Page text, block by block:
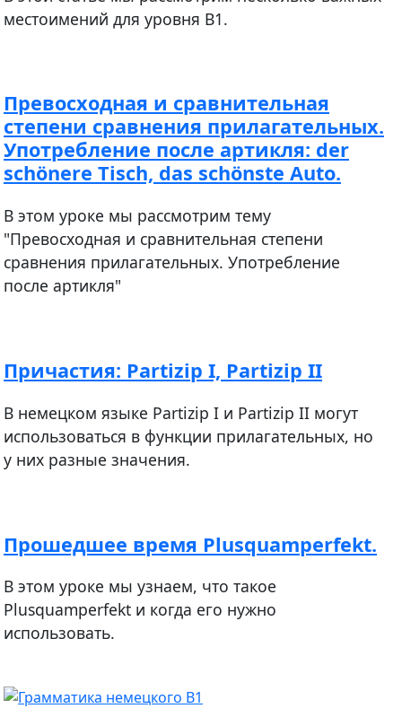
местоимений для уровня В1.
Превосходная и сравнительная
степени сравнения прилагательных.
Употребление после артикля: der
schönere Tisch, das schönste Auto.
В этом уроке мы рассмотрим тему
"Превосходная и сравнительная степени
сравнения прилагательных. Употребление
после артикля"
Причастия: Partizip I, Partizip II
В немецком языке Partizip I и Partizip II могут
использоваться в функции прилагательных, но
у них разные значения.
Прошедшее время Plusquamperfekt.
В этом уроке мы узнаем, что такое
Plusquamperfekt и когда его нужно
использовать.